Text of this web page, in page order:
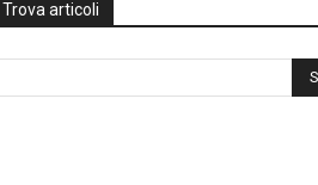
Trova articoli